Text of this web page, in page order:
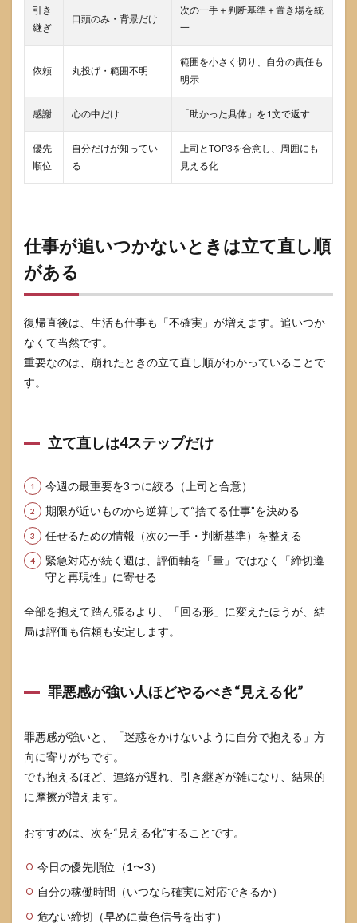
引き
継ぎ
口頭のみ・背景だけ
次の一手＋判断基準＋置き場を統
一
依頼 丸投げ・範囲不明
範囲を小さく切り、自分の責任も
明示
感謝 心の中だけ 「助かった具体」を1文で返す
優先
順位
自分だけが知ってい
る
上司とTOP3を合意し、周囲にも
見える化
仕事が追いつかないときは立て直し順
がある
復帰直後は、生活も仕事も「不確実」が増えます。追いつか
なくて当然です。
重要なのは、崩れたときの立て直し順がわかっていることで
す。
立て直しは4ステップだけ
今週の最重要を3つに絞る（上司と合意）
期限が近いものから逆算して“捨てる仕事”を決める
任せるための情報（次の一手・判断基準）を整える
緊急対応が続く週は、評価軸を「量」ではなく「締切遵
守と再現性」に寄せる
全部を抱えて踏ん張るより、「回る形」に変えたほうが、結
局は評価も信頼も安定します。
罪悪感が強い人ほどやるべき“見える化”
罪悪感が強いと、「迷惑をかけないように自分で抱える」方
向に寄りがちです。
でも抱えるほど、連絡が遅れ、引き継ぎが雑になり、結果的
に摩擦が増えます。
おすすめは、次を“見える化”することです。
今日の優先順位（1〜3）
自分の稼働時間（いつなら確実に対応できるか）
危ない締切（早めに黄色信号を出す）